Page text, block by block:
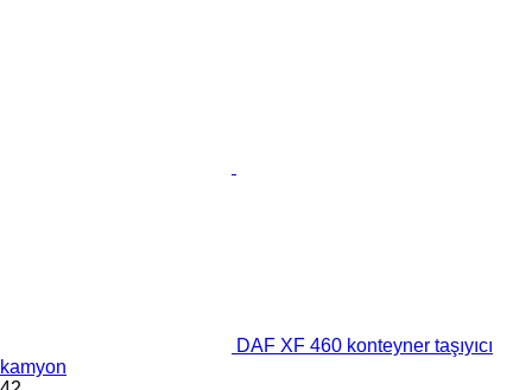
DAF XF 460 konteyner taşıyıcı
kamyon